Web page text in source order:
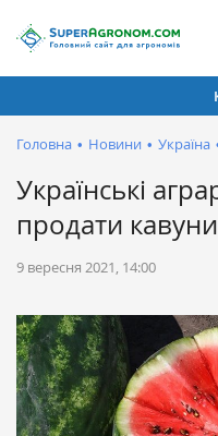
Головна • Новини • Україна
Українські
продати
9 вересня 2021, 14:00